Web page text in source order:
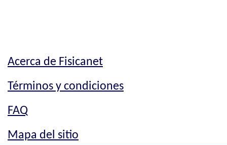
Acerca de Fisicanet
Términos y condiciones
FAQ
Mapa del sitio